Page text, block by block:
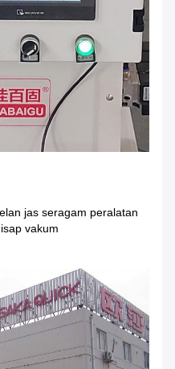
jas seragam peralatan
vakum